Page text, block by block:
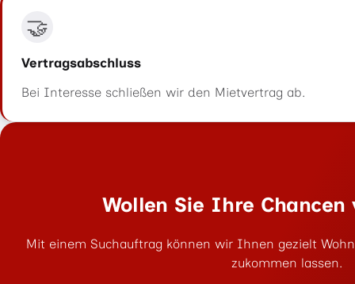
🤝
Vertragsabschluss
Bei Interesse schließen wir den Mietvertrag ab.
Wollen Sie Ihre Chancen
Mit einem Suchauftrag können wir Ihnen gezielt
zukommen lassen.